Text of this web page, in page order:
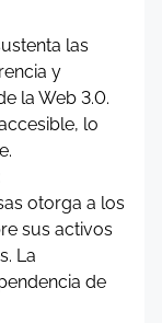
las
y
la Web 3.0.
lo
otorga a los
sus activos
La
de